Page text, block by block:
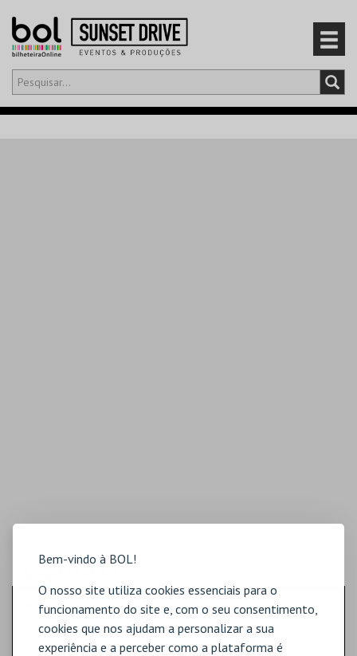
Bem-vindo à BOL!
O nosso site utiliza cookies essenciais para o
funcionamento do site e, com o seu consentimento,
cookies que nos ajudam a personalizar a sua
experiência e a perceber como a plataforma é
Olá,iniciar sessão
MORADA
Av. 25 Abril, 970, 3E
2750-511 Cascais